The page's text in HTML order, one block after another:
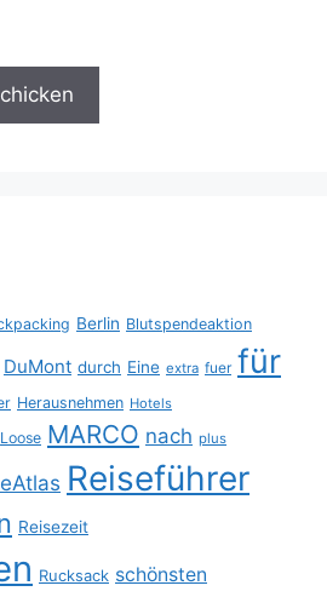
Berlin Blutspendeaktion
DuMont durch Eine extra fuer für
Herausnehmen Hotels
Loose MARCO nach plus
Reiseführer
Reisezeit
Rucksack schönsten